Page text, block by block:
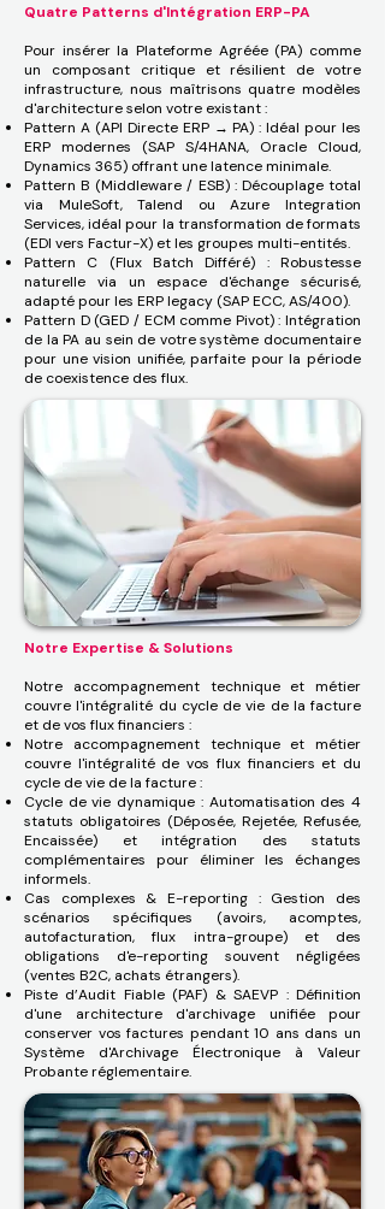
Quatre Patterns d'Intégration ERP-PA
Pour insérer la Plateforme Agréée (PA) comme
un composant critique et résilient de votre
infrastructure, nous maîtrisons quatre modèles
d'architecture selon votre existant :
Pattern A (API Directe ERP → PA) : Idéal pour les
ERP modernes (SAP S/4HANA, Oracle Cloud,
Dynamics 365) offrant une latence minimale.
Pattern B (Middleware / ESB) : Découplage total
via MuleSoft, Talend ou Azure Integration
Services, idéal pour la transformation de formats
(EDI vers Factur-X) et les groupes multi-entités.
Pattern C (Flux Batch Différé) : Robustesse
naturelle via un espace d'échange sécurisé,
adapté pour les ERP legacy (SAP ECC, AS/400).
Pattern D (GED / ECM comme Pivot) : Intégration
de la PA au sein de votre système documentaire
pour une vision unifiée, parfaite pour la période
de coexistence des flux.
Notre Expertise & Solutions
Notre accompagnement technique et métier
couvre l'intégralité du cycle de vie de la facture
et de vos flux financiers :
Notre accompagnement technique et métier
couvre l'intégralité de vos flux financiers et du
cycle de vie de la facture :
Cycle de vie dynamique : Automatisation des 4
statuts obligatoires (Déposée, Rejetée, Refusée,
Encaissée) et intégration des statuts
complémentaires pour éliminer les échanges
informels.
Cas complexes & E-reporting : Gestion des
scénarios spécifiques (avoirs, acomptes,
autofacturation, flux intra-groupe) et des
obligations d'e-reporting souvent négligées
(ventes B2C, achats étrangers).
Piste d’Audit Fiable (PAF) & SAEVP : Définition
d'une architecture d'archivage unifiée pour
conserver vos factures pendant 10 ans dans un
Système d'Archivage Électronique à Valeur
Probante réglementaire.